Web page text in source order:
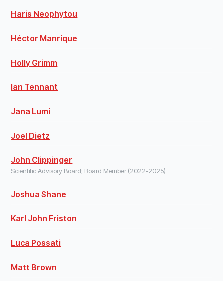
Haris Neophytou
Héctor Manrique
Holly Grimm
Ian Tennant
Jana Lumi
Joel Dietz
John Clippinger
Scientific Advisory Board; Board Member (2022-2025)
Joshua Shane
Karl John Friston
Luca Possati
Matt Brown